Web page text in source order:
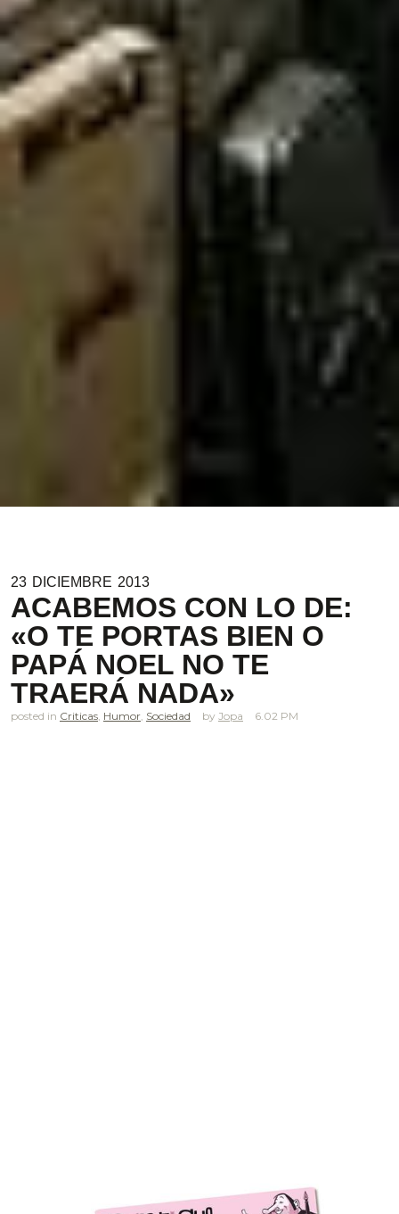
23 DICIEMBRE 2013
ACABEMOS CON LO DE:
«O TE PORTAS BIEN O
PAPÁ NOEL NO TE
TRAERÁ NADA»
posted in Criticas, Humor, Sociedad Jopa 6.02 PM